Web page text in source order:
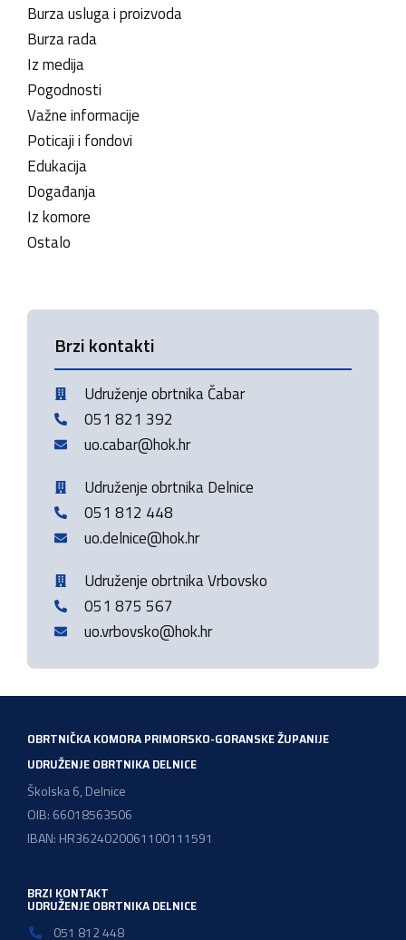
Burza usluga i proizvoda
Burza rada
Iz medija
Pogodnosti
Važne informacije
Poticaji i fondovi
Edukacija
Događanja
Iz komore
Ostalo
Brzi kontakti
Udruženje obrtnika Čabar
051 821 392
uo.cabar@hok.hr
Udruženje obrtnika Delnice
051 812 448
uo.delnice@hok.hr
Udruženje obrtnika Vrbovsko
051 875 567
uo.vrbovsko@hok.hr
OBRTNIČKA KOMORA PRIMORSKO-GORANSKE ŽUPANIJE
UDRUŽENJE OBRTNIKA DELNICE
Školska 6, Delnice
OIB: 66018563506
IBAN: HR3624020061100111591
BRZI KONTAKT
UDRUŽENJE OBRTNIKA DELNICE
051 812 448